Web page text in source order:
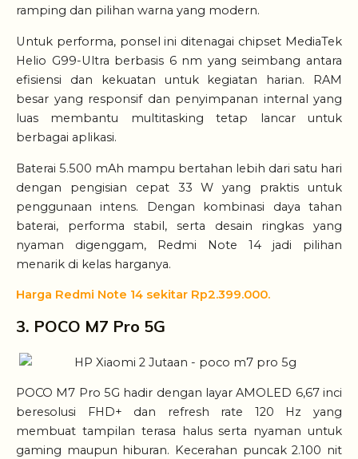
ramping dan pilihan warna yang modern.
Untuk performa, ponsel ini ditenagai chipset MediaTek
Helio G99-Ultra berbasis 6 nm yang seimbang antara
efisiensi dan kekuatan untuk kegiatan harian. RAM
besar yang responsif dan penyimpanan internal yang
luas membantu multitasking tetap lancar untuk
berbagai aplikasi.
Baterai 5.500 mAh mampu bertahan lebih dari satu hari
dengan pengisian cepat 33 W yang praktis untuk
penggunaan intens. Dengan kombinasi daya tahan
baterai, performa stabil, serta desain ringkas yang
nyaman digenggam, Redmi Note 14 jadi pilihan
menarik di kelas harganya.
Harga Redmi Note 14 sekitar Rp2.399.000.
3. POCO M7 Pro 5G
POCO M7 Pro 5G hadir dengan layar AMOLED 6,67 inci
beresolusi FHD+ dan refresh rate 120 Hz yang
membuat tampilan terasa halus serta nyaman untuk
gaming maupun hiburan. Kecerahan puncak 2.100 nit